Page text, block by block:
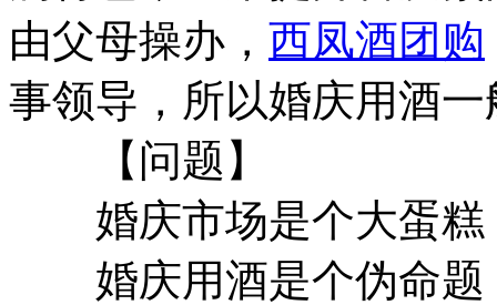
由父母操办， 西凤酒团购
事领导，所以婚庆用酒
【问题】
婚庆市场是个大蛋糕
婚庆用酒是个伪命题